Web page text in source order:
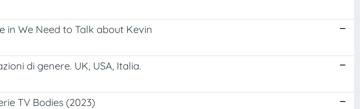
in We Need to Talk about Kevin
di genere. UK, USA, Italia.
TV Bodies (2023)